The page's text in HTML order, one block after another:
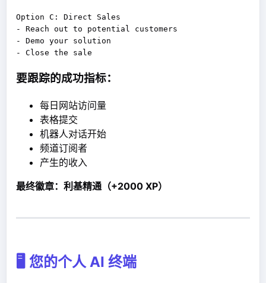
Option C: Direct Sales
- Reach out to potential customers
- Demo your solution
要跟踪的成功指标：
每日网站访问量
表格提交
机器人对话开始
频道订阅者
产生的收入
最终徽章：利基精通（+2000 XP）
🖥️ 您的个人 AI 终端